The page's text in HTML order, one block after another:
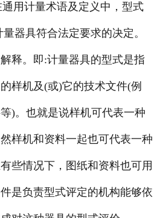
用计量术语及定义中，型式
器具符合法定要求的决定。
释。即:计量器具的型式是指
样机及(或)它的技术文件(例
)。也就是说样机可代表一种
样机和资料一起也可代表一种
些情况下，图纸和资料也可用
是负责型式评定的机构能够依